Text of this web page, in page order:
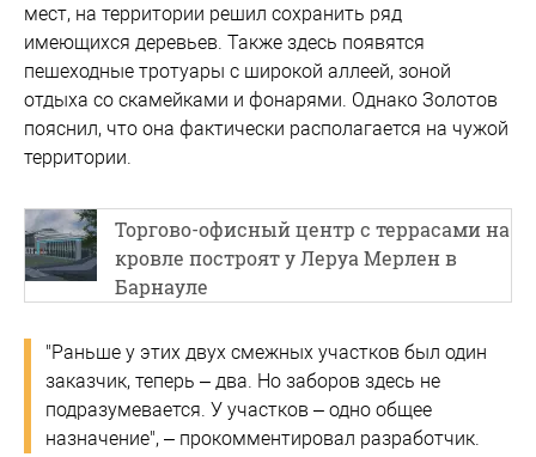
мест, на территории решил сохранить ряд
имеющихся деревьев. Также здесь появятся
пешеходные тротуары с широкой аллеей, зоной
отдыха со скамейками и фонарями. Однако Золотов
пояснил, что она фактически располагается на чужой
территории.
Торгово-офисный центр с террасами на
кровле построят у Леруа Мерлен в
Барнауле
"Раньше у этих двух смежных участков был один
заказчик, теперь – два. Но заборов здесь не
подразумевается. У участков – одно общее
назначение", – прокомментировал разработчик.